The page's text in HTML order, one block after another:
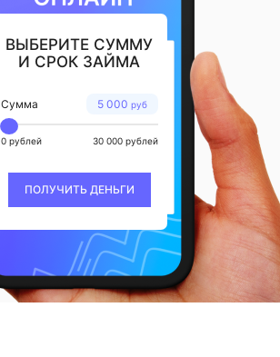
ВЫБЕРИТЕ СУММУ
И СРОК ЗАЙМА
5 000 руб
Сумма
0 рублей 30 000 рублей
ПОЛУЧИТЬ ДЕНЬГИ